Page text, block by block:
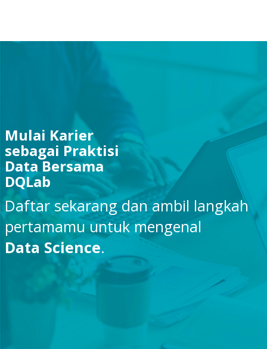
Mulai Karier
sebagai Praktisi
Data Bersama
DQLab
Daftar sekarang dan ambil langkah
pertamamu untuk mengenal
Data Science.